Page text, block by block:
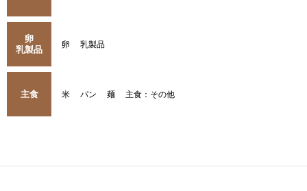
卵
乳製品
卵 乳製品
主食 米 パン 麺 主食：その他